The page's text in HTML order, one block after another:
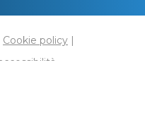
Cookie policy |